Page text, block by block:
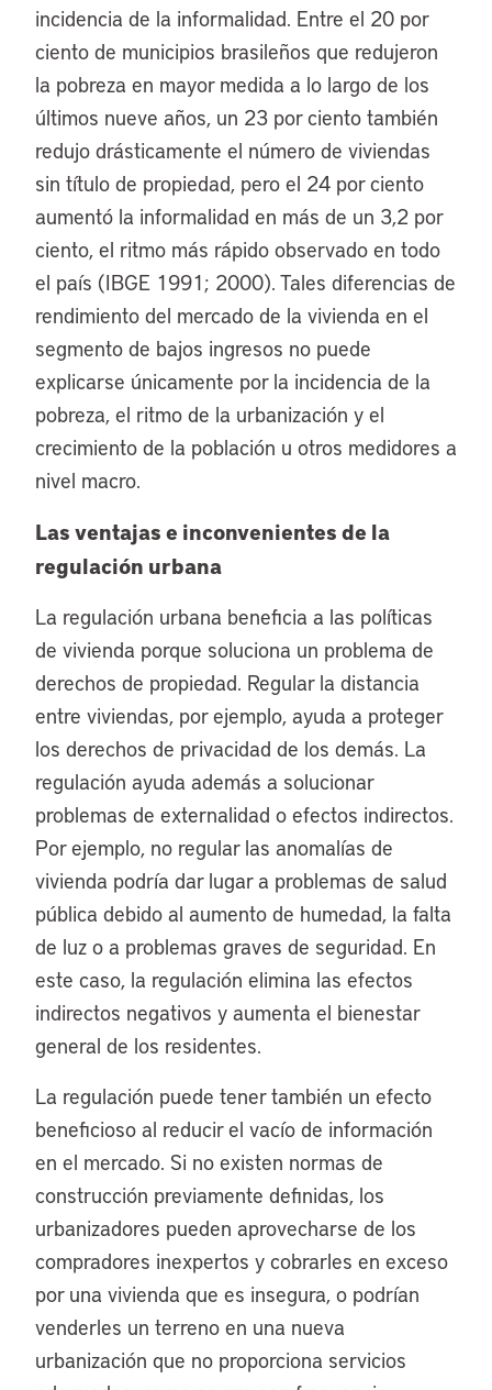
incidencia de la informalidad. Entre el 20 por
ciento de municipios brasileños que redujeron
la pobreza en mayor medida a lo largo de los
últimos nueve años, un 23 por ciento también
redujo drásticamente el número de viviendas
sin título de propiedad, pero el 24 por ciento
aumentó la informalidad en más de un 3,2 por
ciento, el ritmo más rápido observado en todo
el país (IBGE 1991; 2000). Tales diferencias de
rendimiento del mercado de la vivienda en el
segmento de bajos ingresos no puede
explicarse únicamente por la incidencia de la
pobreza, el ritmo de la urbanización y el
crecimiento de la población u otros medidores a
nivel macro.
Las ventajas e inconvenientes de la
regulación urbana
La regulación urbana beneficia a las políticas
de vivienda porque soluciona un problema de
derechos de propiedad. Regular la distancia
entre viviendas, por ejemplo, ayuda a proteger
los derechos de privacidad de los demás. La
regulación ayuda además a solucionar
problemas de externalidad o efectos indirectos.
Por ejemplo, no regular las anomalías de
vivienda podría dar lugar a problemas de salud
pública debido al aumento de humedad, la falta
de luz o a problemas graves de seguridad. En
este caso, la regulación elimina las efectos
indirectos negativos y aumenta el bienestar
general de los residentes.
La regulación puede tener también un efecto
beneficioso al reducir el vacío de información
en el mercado. Si no existen normas de
construcción previamente definidas, los
urbanizadores pueden aprovecharse de los
compradores inexpertos y cobrarles en exceso
por una vivienda que es insegura, o podrían
venderles un terreno en una nueva
urbanización que no proporciona servicios